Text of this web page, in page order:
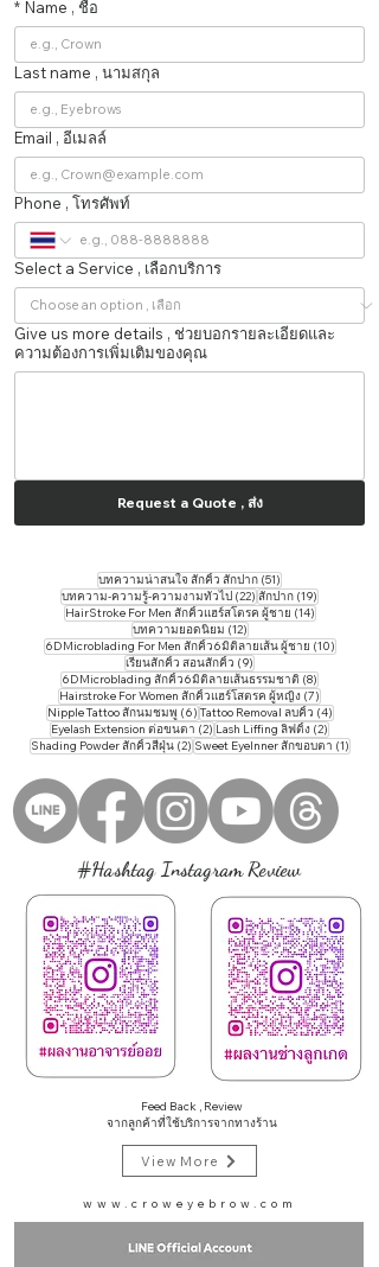
* Name , ชื่อ
Last name , นามสกุล
Email , อีเมลล์
Phone , โทรศัพท์
Select a Service , เลือกบริการ
Give us more details , ช่วยบอกรายละเอียดและ
ความต้องการเพิ่มเติมของคุณ
Request a Quote , ส่ง
บทความน่าสนใจ สักคิ้ว สักปาก (51)51 กระทู้
บทความ-ความรู้-ความงามทั่วไป (22)22 กระทู้
สักปาก (19)19 กระทู้
HairStroke For Men สักคิ้วแฮร์สโตรค ผู้ชาย (14)14 กระทู้
บทความยอดนิยม (12)12 กระทู้
6DMicroblading For Men สักคิ้ว6มิติลายเส้น ผู้ชาย (10)10 กระทู้
เรียนสักคิ้ว สอนสักคิ้ว (9)9 กระทู้
6DMicroblading สักคิ้ว6มิติลายเส้นธรรมชาติ (8)8 กระทู้
Hairstroke For Women สักคิ้วแฮร์โสตรค ผู้หญิง (7)7 กระทู้
Nipple Tattoo สักนมชมพู (6)6 กระทู้
Tattoo ​Removal ลบคิ้ว (4)4 กระทู้
Eyelash Extension ต่อขนตา (2)2 กระทู้
Lash Liffing ลิฟติ้ง (2)2 กระทู้
Shading Powder สักคิ้วสีฝุ่น (2)2 กระทู้
Sweet EyeInner สักขอบตา (1)1 กระทู้
#Hashtag Instagram Review
Feed Back , Review
จากลูกค้าที่ใช้บริการจากทางร้าน
View More
www.croweyebrow.com